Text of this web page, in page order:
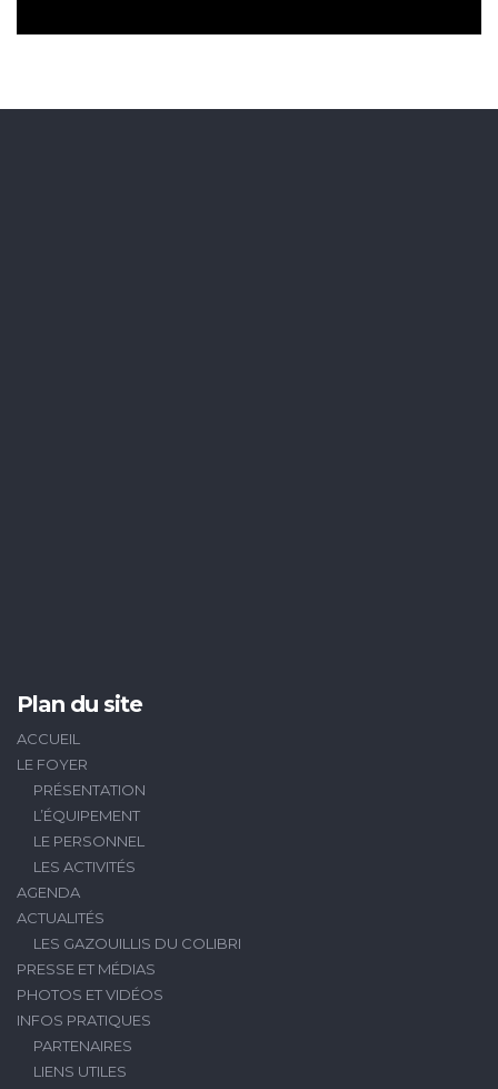
Plan du site
ACCUEIL
LE FOYER
PRÉSENTATION
L’ÉQUIPEMENT
LE PERSONNEL
LES ACTIVITÉS
AGENDA
ACTUALITÉS
LES GAZOUILLIS DU COLIBRI
PRESSE ET MÉDIAS
PHOTOS ET VIDÉOS
INFOS PRATIQUES
PARTENAIRES
LIENS UTILES